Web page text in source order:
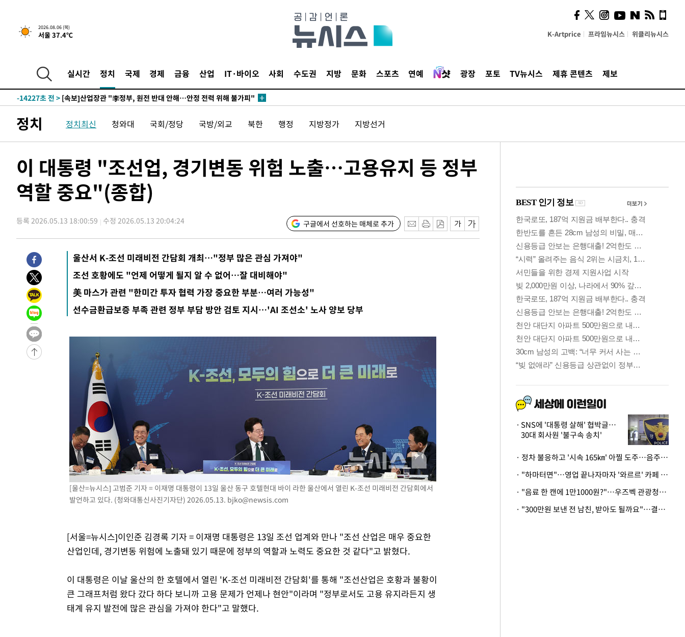
2026.08.06 (목)
서울 37.4℃ K-Artprice 프라임뉴시스 위클리뉴시스
실시간 정치 국제 경제 금융 산업 IT·바이오 사회 수도권 지방 문화 스포츠 연예 광장 포토 TV뉴시스 제휴 콘텐츠 제보
-28446초 전 >"여기 떨어졌다"…다누리, 스페이스X 로켓 달 충돌 흔적 포착
-25491초 전 > 손흥민, 5경기 연속골 실패…LAFC는 승부차기 끝 과달라하라 격파
-17729초 전 >
트럼프, 한국계 진보 주지사 후보 맹공…"공산주의가 최대 위협"
-17707초 전 >
-14227초 전 > [속보]산업장관 "李정부, 원전 반대 안해…안정 전력 위해 불가피"
색
-12311초 전 >
[속보]산업장관 "美무역법 제301조 과잉생산 결과 발표 8월 중 예
-12104초 전 >[속보]코스피 매도사이드카 발동…4%대 급락
-8937초 전 > 서울 열대야 15일째 지속…비공식 '초열대야' 30도 넘어
-7504초 전 >
[속보]코스닥, 2.15포인트(0.27%) 내린 797.44 출발
-7487초 전 >
[속보]코스피, 119.51포인트(1.81%) 내린 6478.75 개장
-3885초 전 >서울 낮 39도 '폭염중대경보'…40도 관측 가능성도
-1247초 전 >미 워싱턴주 스포캔 시의 통제불능 3개 산불, 방화선 일부 구축
1시간 전 >
[속보] 호르무즈 해협 이란-오만 협상 기대속 뉴욕증시 혼조 마감 다우
0.49%↑
-31072초 전 >
[속보]코스닥, 800p 회복…0.26% 오른 801.67 마감
-31002초 전 >
-30867초 전 >
[속보]원·달러 환율, 0.7원 내린 1423.8원 마감
-28466초 전 >
"여기 떨어졌다"…다누리, 스페이스X 로켓 달 충돌 흔적 포착
-25511초 전 >
-18112초 전 >
-17749초 전 >
트럼프, 한국계 진보 주지사 후보 맹공…"공산주의가 최대 위협"
"美간섭에 합의 지연"…트럼프, '이란 호르무즈 통제권' 수용할까
[속보]산업장관 "李정부, 원전 반대 안해…안정 전력 위해 불가피"
[속보]경찰, '홍명보 선임 논란' 대한축구협회·축구회관 등 압수수
[속보]산업장관 "美무역법 제301조 과잉생산 결과 발표 8월 중 예
[속보]코스피 매도사이드카 발동…4%대 급락
[속보]전남광주 초대 시민추천 부시장에 백승주·윤난실
서울 열대야 15일째 지속…비공식 '초열대야' 30도 넘어
[속보]코스닥, 2.15포인트(0.27%) 내린 797.44 출발
[속보]코스피, 119.51포인트(1.81%) 내린 6478.75 개장
6월 경상수지 497.3억 달러…두 달 연속 사상 최대
[속보] 호르무즈 해협 이란-오만 협상 기대속 뉴욕증시 혼조 마감 다우
정치 정치최신 청와대 국회/정당 국방/외교 북한 행정 지방정가 지방선거
이 대통령 "조선업, 경기변동 위험 노출…고용유지 등 정부
역할 중요"(종합)
등록 2026.05.13 18:00:59 수정 2026.05.13 20:04:24 구글에서 선호하는 매체로 추가
울산서 K-조선 미래비전 간담회 개최…"정부 많은 관심 가져야"
조선 호황에도 "언제 어떻게 될지 알 수 없어…잘 대비해야"
美 마스가 관련 "한미간 투자 협력 가장 중요한 부분…여러 가능성"
선수금환급보증 부족 관련 정부 부담 방안 검토 지시…'AI 조선소' 노사 양보 당부
[울산=뉴시스] 고범준 기자 = 이재명 대통령이 13일 울산 동구 호텔현대 바이 라한 울산에서 열린 K-조선 미래비전 간담회에서
발언하고 있다. (청와대통신사진기자단) 2026.05.13. bjko@newsis.com
[서울=뉴시스]이인준 김경록 기자 = 이재명 대통령은 13일 조선 업계와 만나 "조선 산업은 매우 중요한
산업인데, 경기변동 위험에 노출돼 있기 때문에 정부의 역할과 노력도 중요한 것 같다"고 밝혔다.
이 대통령은 이날 울산의 한 호텔에서 열린 'K-조선 미래비전 간담회'를 통해 "조선산업은 호황과 불황이
큰 그래프처럼 왔다 갔다 하다 보니까 고용 문제가 언제나 현안"이라며 "정부로서도 고용 유지라든지 생
태계 유지 발전에 많은 관심을 가져야 한다"고 말했다.
"5·8·9호선 출퇴근 혼잡,
정부 국비지원 필요"
SNS에 '대통령 살해' 협박글…
30대 회사원 '불구속 송치'
· 정차 불응하고 '시속 165㎞' 아찔 도주…음주운전자 체포
· "하마터면"…영업 끝나자마자 '와르르' 카페 테라스 덮친 대리석 외벽
· "음료 한 캔에 1만1000원?"…우즈벡 관광청까지 나섰다, 유튜버 폭로 후폭풍
· "300만원 보낸 전 남친, 받아도 될까요"…결혼 앞둔 예비신부의 뜻밖 고충